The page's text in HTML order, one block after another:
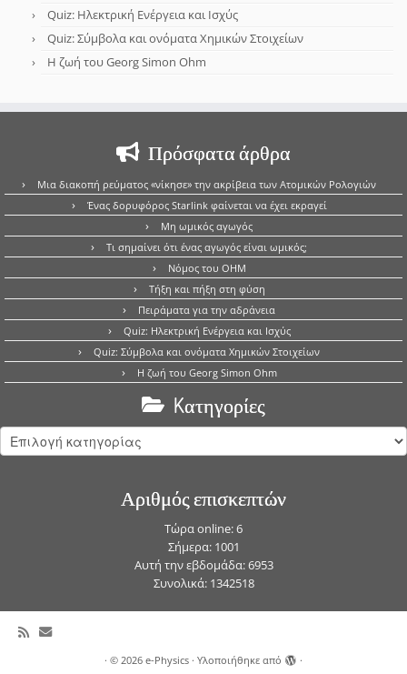
Quiz: Ηλεκτρική Ενέργεια και Ισχύς
Quiz: Σύμβολα και ονόματα Χημικών Στοιχείων
Η ζωή του Georg Simon Ohm
Πρόσφατα άρθρα
Μια διακοπή ρεύματος «νίκησε» την ακρίβεια των Ατομικών Ρολογιών
Ένας δορυφόρος Starlink φαίνεται να έχει εκραγεί
Μη ωμικός αγωγός
Τι σημαίνει ότι ένας αγωγός είναι ωμικός;
Νόμος του OHM
Τήξη και πήξη στη φύση
Πειράματα για την αδράνεια
Quiz: Ηλεκτρική Ενέργεια και Ισχύς
Quiz: Σύμβολα και ονόματα Χημικών Στοιχείων
Η ζωή του Georg Simon Ohm
Kατηγορίες
Kατηγορίες
Αριθμός επισκεπτών
Τώρα online: 6
Σήμερα: 1001
Αυτή την εβδομάδα: 6953
Συνολικά: 1342518
· © 2026 e-Physics · Υλοποιήθηκε από ·